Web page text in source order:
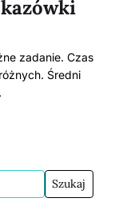
zadanie. Czas
Średni